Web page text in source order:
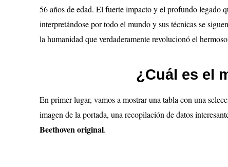
56 años de edad. El fuerte impacto y el profundo legado
interpretándose por todo el mundo y sus técnicas se
la humanidad que verdaderamente revolucionó el
¿Cuál es el
En primer lugar, vamos a mostrar una tabla con una
imagen de la portada, una recopilación de datos
Beethoven original.